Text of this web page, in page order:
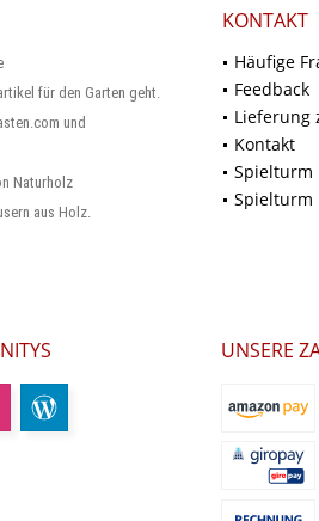
für den Garten geht.
und
Naturholz
aus Holz.
KONTAKT
Häufige
Feedback
Lieferung
Kontakt
Spielturm
Spielturm
UNSERE